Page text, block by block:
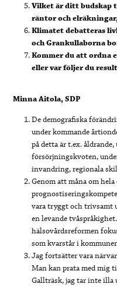
Vilket är ditt budskap
räntor och
Klimatet debatteras
och Grankullaborna
Kommer du att ordna
eller var följer du
Minna Aitola, SDP
De demografiska
under kommande
på detta är t.ex.
försörjningskvoten,
invandring, regionala
Genom att måna om
vara tryggt och trivsamt
en levande
hälsovårdsreformen
som kvarstår i
Jag fortsätter vara
Man kan prata med mig
Gallträsk, jag tar inte illa